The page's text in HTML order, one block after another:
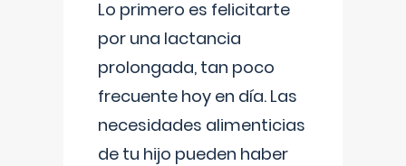
Lo primero es felicitarte
por una lactancia
prolongada, tan poco
frecuente hoy en día. Las
necesidades alimenticias
de tu hijo pueden haber